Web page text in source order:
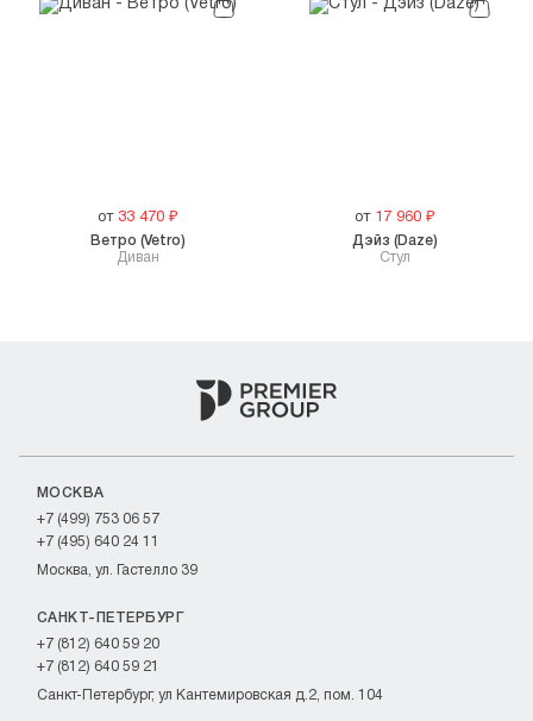
от 33 470 ₽
Диван
Ветро (Vetro)
от 17 960₽
Стул
Дэйз (Daze)
МОСКВА
+7 (499) 753 06 57
+7 (495) 640 24 11
Москва, ул. Гастелло 39
САНКТ-ПЕТЕРБУРГ
+7 (812) 640 59 20
+7 (812) 640 59 21
Санкт-Петербург, ул Кантемировская д.2, пом. 104